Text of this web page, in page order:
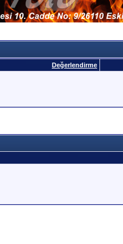
Değerlendirme